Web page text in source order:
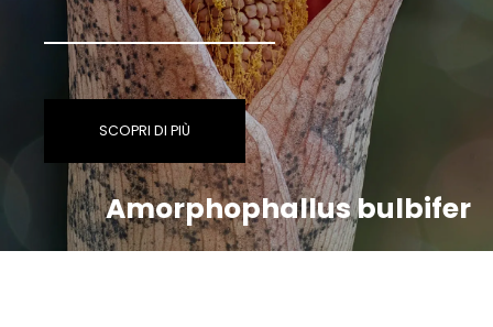
SCOPRI DI PIÙ
Amorphophallus bulbifer